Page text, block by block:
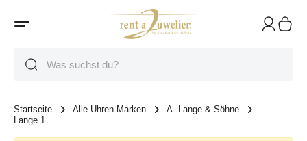
Startseite Alle Uhren Marken
A. Lange & Söhne
Lange 1